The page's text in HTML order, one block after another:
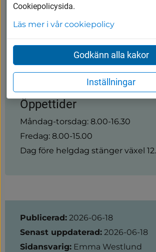
Vårgårda kommun
kommunen@vargarda.se
Kungsgatan 45, 447 80
Öppettider
Måndag-torsdag: 8.00-16.30
Fredag: 8.00-15.00
Dag före helgdag stänger växel
Sidinformation
Publicerad: 2026-06-18
Senast uppdaterad: 2026-06-18
Sidansvarig: Emma Westlund
Cookiepolicysida.
Läs mer i vår cookiepolicy
Godkänn alla kakor
Inställningar